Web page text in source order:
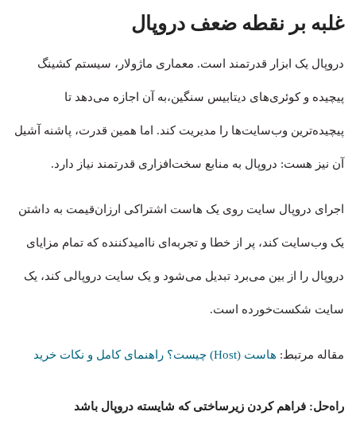
غلبه بر نقطه ضعف دروپال
دروپال یک ابزار قدرتمند است. معماری ماژولار، سیستم کشینگ
پیچیده و کوئری‌های دیتابیس سنگین،به آن اجازه می‌دهد تا
پیچیده‌ترین وب‌سایت‌ها را مدیریت کند. اما همین قدرت، پاشنه آشیل
آن نیز هست: دروپال به منابع سخت‌افزاری قدرتمند نیاز دارد.
اجرای دروپال سایت روی یک هاست اشتراکی ارزان‌قیمت به داشتن
یک وب‌سایت کند، پر از خطا و تجربه‌ای ناامیدکننده که تمام مزایای
دروپال را از بین می‌برد تبدیل می‌شود و یک سایت دروپالی کند، یک
سایت شکست‌خورده است.
مقاله مرتبط:‌ هاست (Host) چیست؟ راهنمای کامل و نکات خرید
راه‌حل: فراهم کردن زیرساختی که شایسته دروپال باشد